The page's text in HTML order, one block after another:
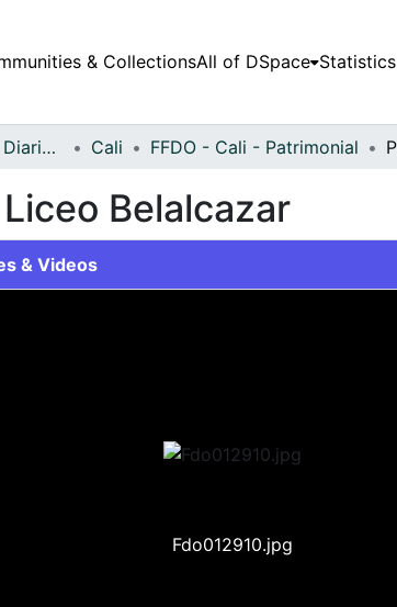
& CollectionsAll of DSpace Statistics
Fondo Fotográfico Diario Occidente Cali FFDO - Cali - Patrimonial
Belalcazar
& Videos
Fdo012910.jpg